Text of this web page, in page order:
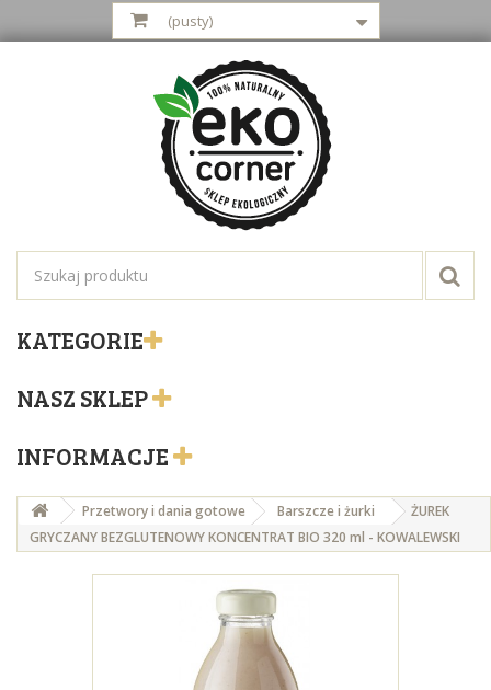
(pusty)
KATEGORIE
NASZ SKLEP
INFORMACJE
Przetwory i dania gotowe Barszcze i żurki
ŻUREK
GRYCZANY BEZGLUTENOWY KONCENTRAT BIO 320 ml - KOWALEWSKI